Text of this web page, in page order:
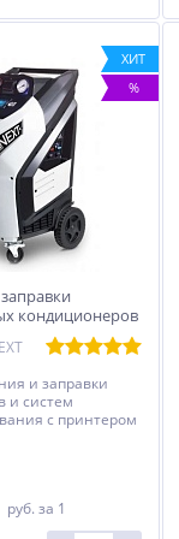
ХИТ
%
кондиционеров
и заправки
и систем
с принтером
руб. за 1